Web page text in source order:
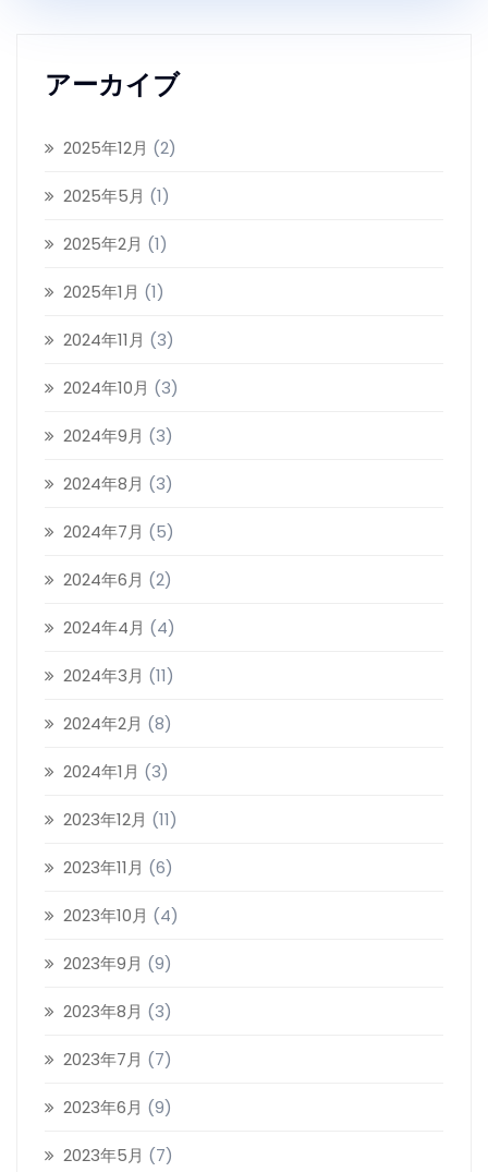
アーカイブ
2025年12月 (2)
2025年5月 (1)
2025年2月 (1)
2025年1月 (1)
2024年11月 (3)
2024年10月 (3)
2024年9月 (3)
2024年8月 (3)
2024年7月 (5)
2024年6月 (2)
2024年4月 (4)
2024年3月 (11)
2024年2月 (8)
2024年1月 (3)
2023年12月 (11)
2023年11月 (6)
2023年10月 (4)
2023年9月 (9)
2023年8月 (3)
2023年7月 (7)
2023年6月 (9)
2023年5月 (7)